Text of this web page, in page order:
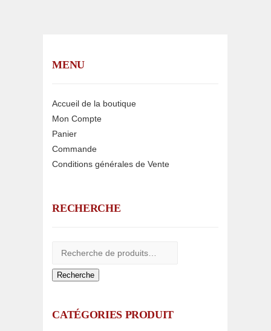
MENU
Accueil de la boutique
Mon Compte
Panier
Commande
Conditions générales de Vente
RECHERCHE
Recherche
CATÉGORIES PRODUIT